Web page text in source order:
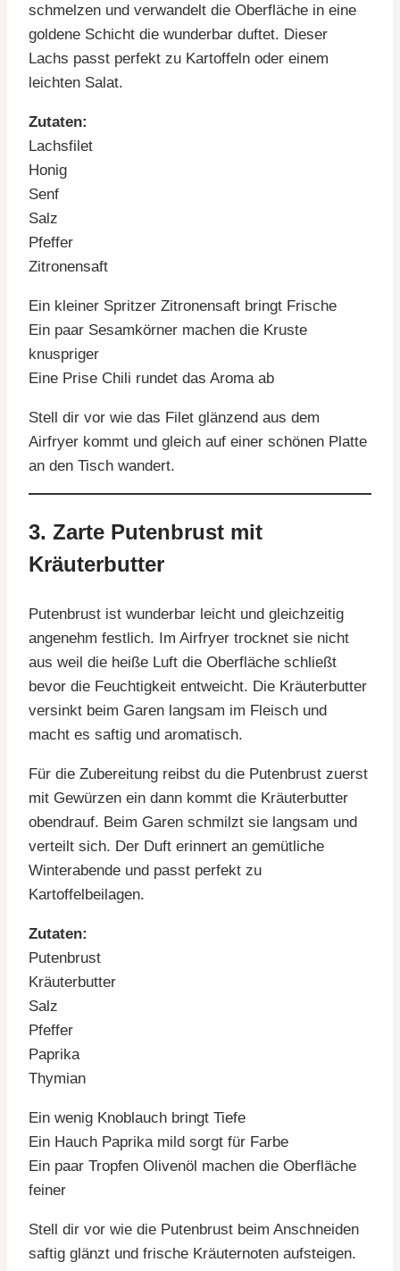
schmelzen und verwandelt die Oberfläche in eine
goldene Schicht die wunderbar duftet. Dieser
Lachs passt perfekt zu Kartoffeln oder einem
leichten Salat.
Zutaten:
Lachsfilet
Honig
Senf
Salz
Pfeffer
Zitronensaft
Ein kleiner Spritzer Zitronensaft bringt Frische
Ein paar Sesamkörner machen die Kruste
knuspriger
Eine Prise Chili rundet das Aroma ab
Stell dir vor wie das Filet glänzend aus dem
Airfryer kommt und gleich auf einer schönen Platte
an den Tisch wandert.
3. Zarte Putenbrust mit
Kräuterbutter
Putenbrust ist wunderbar leicht und gleichzeitig
angenehm festlich. Im Airfryer trocknet sie nicht
aus weil die heiße Luft die Oberfläche schließt
bevor die Feuchtigkeit entweicht. Die Kräuterbutter
versinkt beim Garen langsam im Fleisch und
macht es saftig und aromatisch.
Für die Zubereitung reibst du die Putenbrust zuerst
mit Gewürzen ein dann kommt die Kräuterbutter
obendrauf. Beim Garen schmilzt sie langsam und
verteilt sich. Der Duft erinnert an gemütliche
Winterabende und passt perfekt zu
Kartoffelbeilagen.
Zutaten:
Putenbrust
Kräuterbutter
Salz
Pfeffer
Paprika
Thymian
Ein wenig Knoblauch bringt Tiefe
Ein Hauch Paprika mild sorgt für Farbe
Ein paar Tropfen Olivenöl machen die Oberfläche
feiner
Stell dir vor wie die Putenbrust beim Anschneiden
saftig glänzt und frische Kräuternoten aufsteigen.